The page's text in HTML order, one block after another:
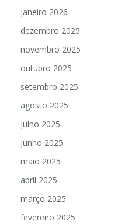
janeiro 2026
dezembro 2025
novembro 2025
outubro 2025
setembro 2025
agosto 2025
julho 2025
junho 2025
maio 2025
abril 2025
março 2025
fevereiro 2025